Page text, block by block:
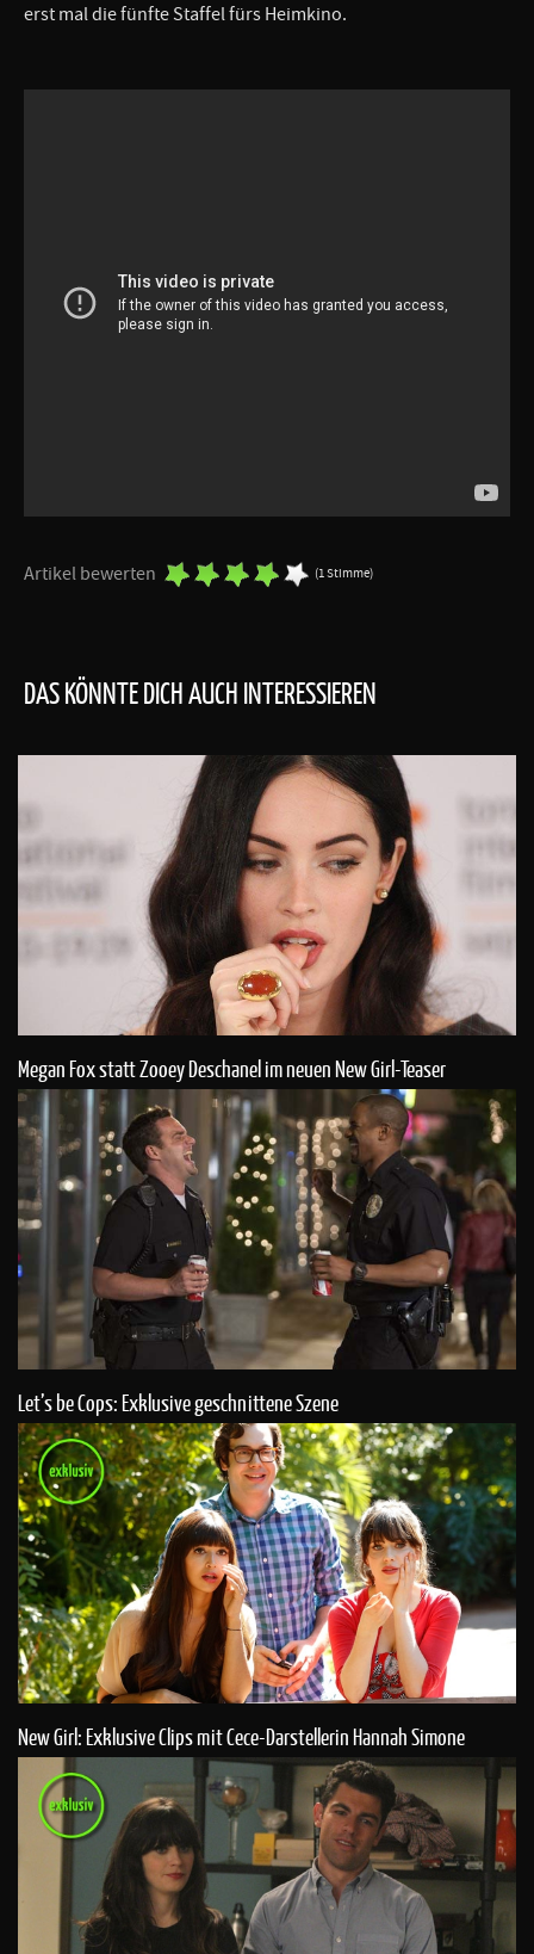
erst mal die fünfte Staffel fürs Heimkino.
Artikel bewerten (1 Stimme)
DAS KÖNNTE DICH AUCH INTERESSIEREN
Megan Fox statt Zooey Deschanel im neuen New Girl-Teaser
Let’s be Cops: Exklusive geschnittene Szene
New Girl: Exklusive Clips mit Cece-Darstellerin Hannah Simone